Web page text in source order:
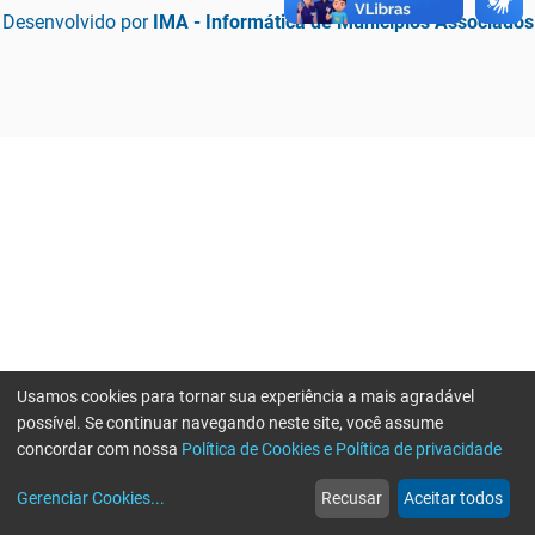
Desenvolvido por IMA - Informática de Municípios Associados
web
Notícias
more_horiz
Mais
Usamos cookies para tornar sua experiência a mais agradável
possível. Se continuar navegando neste site, você assume
concordar com nossa Política de Cookies e Política de privacidade
Gerenciar Cookies... Recusar Aceitar todos
Erro ao enviar informações, por favor tente novamente